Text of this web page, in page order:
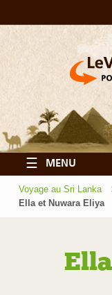
☰ MENU
Voyage au Sri Lanka
Ella et Nuwara Eliya